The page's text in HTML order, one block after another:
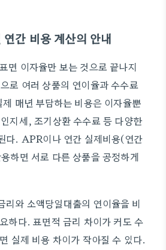
간 비용 계산의 안내
면 이자율만 보는 것으로 끝나지
로 여러 상품의 연이율과 수수료
매년 부담하는 비용은 이자율뿐
지세, 조기상환 수수료 등 다양한
다. APR이나 연간 실제비용(연간
하면 서로 다른 상품을 공정하게
리와 소액당일대출의 연이율을 비
하다. 표면적 금리 차이가 커도 수
실제 비용 차이가 작아질 수 있다.